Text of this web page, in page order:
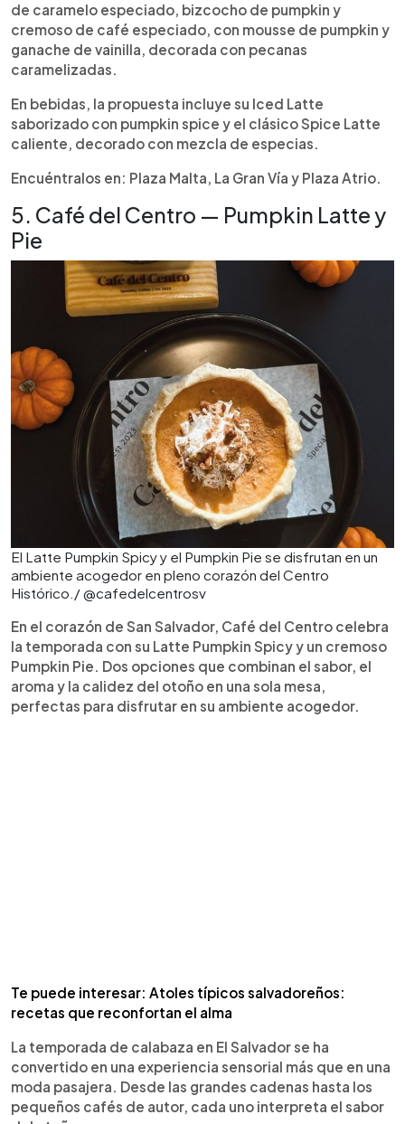
de caramelo especiado, bizcocho de pumpkin y
cremoso de café especiado, con mousse de pumpkin y
ganache de vainilla, decorada con pecanas
caramelizadas.
En bebidas, la propuesta incluye su Iced Latte
saborizado con pumpkin spice y el clásico Spice Latte
caliente, decorado con mezcla de especias.
Encuéntralos en: Plaza Malta, La Gran Vía y Plaza Atrio.
5. Café del Centro — Pumpkin Latte y
Pie
El Latte Pumpkin Spicy y el Pumpkin Pie se disfrutan en un
ambiente acogedor en pleno corazón del Centro
Histórico./ @cafedelcentrosv
En el corazón de San Salvador, Café del Centro celebra
la temporada con su Latte Pumpkin Spicy y un cremoso
Pumpkin Pie. Dos opciones que combinan el sabor, el
aroma y la calidez del otoño en una sola mesa,
perfectas para disfrutar en su ambiente acogedor.
Te puede interesar: Atoles típicos salvadoreños:
recetas que reconfortan el alma
La temporada de calabaza en El Salvador se ha
convertido en una experiencia sensorial más que en una
moda pasajera. Desde las grandes cadenas hasta los
pequeños cafés de autor, cada uno interpreta el sabor